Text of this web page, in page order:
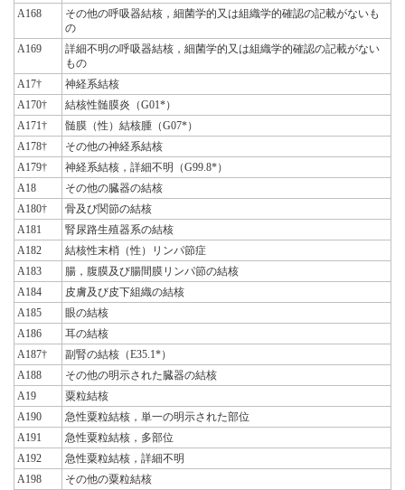
A168
その他の呼吸器結核，細菌学的又は組織学的確認の記載がないも
の
A169
詳細不明の呼吸器結核，細菌学的又は組織学的確認の記載がない
もの
A17†
神経系結核
A170†
結核性髄膜炎（G01*）
A171†
髄膜（性）結核腫（G07*）
A178†
その他の神経系結核
A179†
神経系結核，詳細不明（G99.8*）
A18
その他の臓器の結核
A180†
骨及び関節の結核
A181
腎尿路生殖器系の結核
A182
結核性末梢（性）リンパ節症
A183
腸，腹膜及び腸間膜リンパ節の結核
A184
皮膚及び皮下組織の結核
A185
眼の結核
A186
耳の結核
A187†
副腎の結核（E35.1*）
A188
その他の明示された臓器の結核
A19
粟粒結核
A190
急性粟粒結核，単一の明示された部位
A191
急性粟粒結核，多部位
A192
急性粟粒結核，詳細不明
A198
その他の粟粒結核